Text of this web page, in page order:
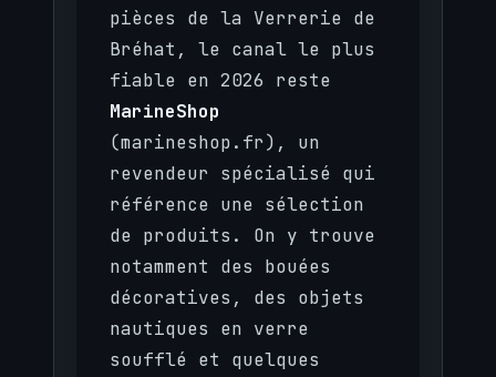
pièces de la Verrerie de
Bréhat, le canal le plus
fiable en 2026 reste
MarineShop
(marineshop.fr), un
revendeur spécialisé qui
référence une sélection
de produits. On y trouve
notamment des bouées
décoratives, des objets
nautiques en verre
soufflé et quelques